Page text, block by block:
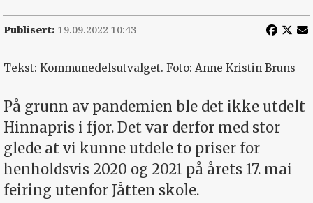
Publisert: 19.09.2022 10:43
Tekst: Kommunedelsutvalget. Foto: Anne Kristin Bruns
På grunn av pandemien ble det ikke utdelt
Hinnapris i fjor. Det var derfor med stor
glede at vi kunne utdele to priser for
henholdsvis 2020 og 2021 på årets 17. mai
feiring utenfor Jåtten skole.